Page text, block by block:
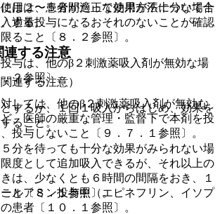
用は、患者が適正な使用方法について十
過量投与になるおそれのないことが確認
ること〔８．２参照〕。
与は、他のβ２刺激薬吸入剤が無効な場
２参照〕。
しては、他のβ２刺激薬吸入剤が無効な
、医師の厳重な管理・監督下で本剤を投
投与しないこと〔９．７．１参照〕。
ルアミン投与中（エピネフリン、イソプ
患者〔１０．１参照〕。
は２〜５分間たって効果が不十分な場合
する。
連する注意
連する注意）
するが、１回１吸入からはじめ、効果を
ること。
分を待っても十分な効果がみられない場
度として追加吸入できるが、それ以上の
は、少なくとも６時間の間隔をおき、１
と〔８．１参照〕。